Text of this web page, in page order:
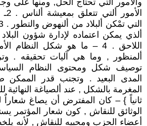
ألذي يمكن اعتماده لإدارة شؤون
اللاحق . 4 – ما هو شكل النظام
ألمنظور , وما هي آليات تحقيقه .
توصيف شكل ومحتوى النظام
المدى البعيد . وتجنب قدر الممكن
المغرمة بالشكل , عند ألصياغة النهائية
ثانياً } – كان المفترض أن يصاغ شعاراٌ
الوثائق للنقاش , كون شعار المؤتمر
أعضاء الحزب ومحبيه للنقاش , لأنه